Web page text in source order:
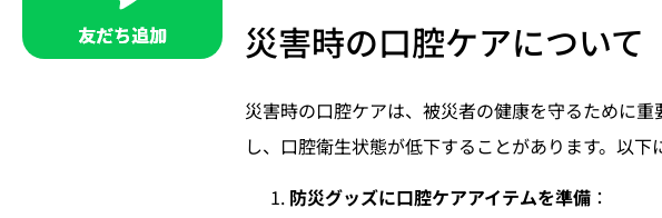
災害時の口腔ケアについて
災害時の口腔ケアは、被災者の健康を守るために
し、口腔衛生状態が低下することがあります。以
防災グッズに口腔ケアアイテムを準備 ：